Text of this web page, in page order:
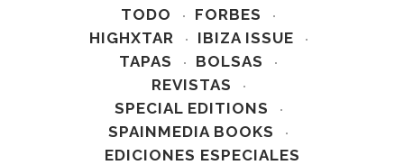
TODO
FORBES
HIGHXTAR
IBIZA ISSUE
TAPAS
BOLSAS
REVISTAS
SPECIAL EDITIONS
SPAINMEDIA BOOKS
EDICIONES ESPECIALES